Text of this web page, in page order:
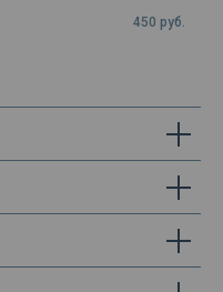
450 руб.